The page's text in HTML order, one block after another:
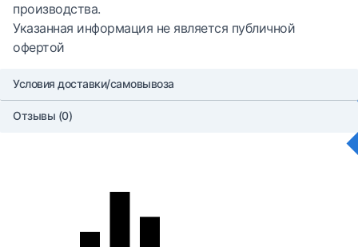
производства.
Указанная информация не является публичной
офертой
Условия доставки/самовывоза
Отзывы (0)